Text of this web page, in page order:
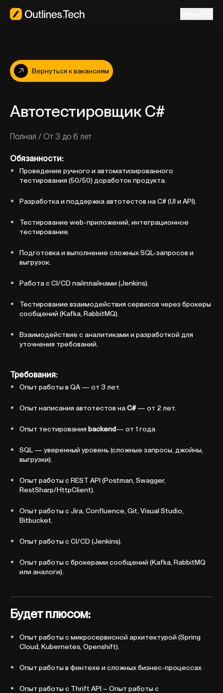
Вернуться к вакансиям
Автотестировщик С#
Полная / От 3 до 6 лет
Обязанности:
Проведение ручного и автоматизированного
тестирования (50/50) доработок продукта.
Разработка и поддержка автотестов на C# (UI и API).
Тестирование web-приложений, интеграционное
тестирование.
Подготовка и выполнение сложных SQL-запросов и
выгрузок.
Работа с CI/CD пайплайнами (Jenkins).
Тестирование взаимодействия сервисов через брокеры
сообщений (Kafka, RabbitMQ).
Взаимодействие с аналитиками и разработкой для
уточнения требований.
Требования:
Опыт работы в QA — от 3 лет.
Опыт написания автотестов наC#— от 2 лет.
Опыт тестированияbackend— от 1 года
SQL — уверенный уровень (сложные запросы, джойны,
выгрузки).
Опыт работы с REST API (Postman, Swagger,
RestSharp/HttpClient).
Опыт работы с Jira, Confluence, Git, Visual Studio,
Bitbucket.
Опыт работы с CI/CD (Jenkins).
Опыт работы с брокерами сообщений (Kafka, RabbitMQ
или аналоги).
Будет плюсом:
Опыт работы с микросервисной архитектурой (Spring
Cloud, Kubernetes, Openshift).
Опыт работы в финтехе и сложных бизнес-процессах
Опыт работы с Thrift API – Опыт работы с